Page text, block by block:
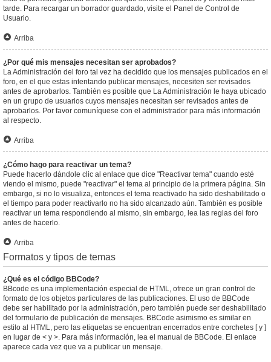
tarde. Para recargar un borrador guardado, visite el Panel de Control de
Usuario.
Arriba
¿Por qué mis mensajes necesitan ser aprobados?
La Administración del foro tal vez ha decidido que los mensajes publicados en el
foro, en el que estas intentando publicar mensajes, necesiten ser revisados
antes de aprobarlos. También es posible que La Administración le haya ubicado
en un grupo de usuarios cuyos mensajes necesitan ser revisados antes de
aprobarlos. Por favor comuníquese con el administrador para más información
al respecto.
Arriba
¿Cómo hago para reactivar un tema?
Puede hacerlo dándole clic al enlace que dice "Reactivar tema" cuando esté
viendo el mismo, puede "reactivar" el tema al principio de la primera página. Sin
embargo, si no lo visualiza, entonces el tema reactivado ha sido deshabilitado o
el tiempo para poder reactivarlo no ha sido alcanzado aún. También es posible
reactivar un tema respondiendo al mismo, sin embargo, lea las reglas del foro
antes de hacerlo.
Arriba
Formatos y tipos de temas
¿Qué es el código BBCode?
BBcode es una implementación especial de HTML, ofrece un gran control de
formato de los objetos particulares de las publicaciones. El uso de BBCode
debe ser habilitado por la administración, pero también puede ser deshabilitado
del formulario de publicación de mensajes. BBCode asimismo es similar en
estilo al HTML, pero las etiquetas se encuentran encerrados entre corchetes [ y ]
en lugar de < y >. Para más información, lea el manual de BBCode. El enlace
aparece cada vez que va a publicar un mensaje.